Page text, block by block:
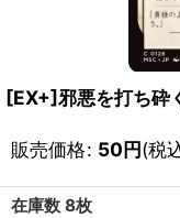
[EX+]邪悪を打ち砕
販売価格: 50円(税
在庫数 8枚